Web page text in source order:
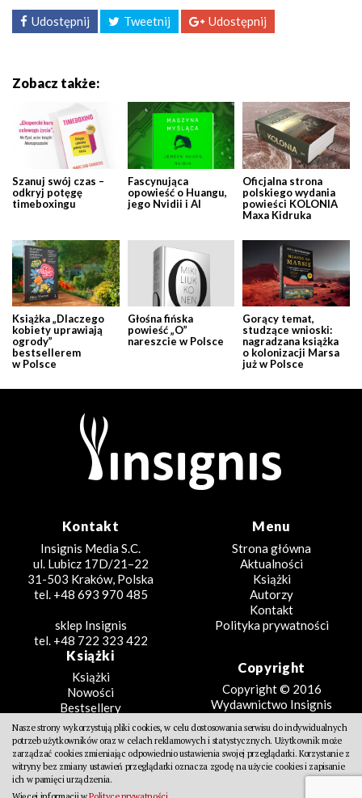
Udostępnij Tweetnij Udostępnij
Zobacz także:
Szanuj swój czas –
odkryj potęgę
timeboxingu
Fascynująca
opowieść o Huangu,
jego Nvidii i AI
Oficjalna strona
polskiego wydania
powieści KOLONIA
Maxa Kidruka
Książka „Dlaczego
kobiety uprawiają
ogrody”
bestsellerem
w Polsce
Głośna fińska
powieść „O”
nareszcie w Polsce
Gorący temat,
studzące wnioski:
nagradzana książka
o kolonizacji Marsa
już w Polsce
Kontakt
Insignis Media S.C.
ul. Lubicz 17D/21–22
31-503 Kraków, Polska
tel. +48 693 970 485
sklep Insignis
tel. +48 722 323 422
Menu
Strona główna
Aktualności
Książki
Autorzy
Kontakt
Polityka prywatności
Książki
Książki
Nowości
Bestsellery
Zapowiedzi
Beletrystyka
Fantastyka
Literatura faktu
Poradniki
Copyright
Copyright © 2016
Wydawnictwo Insignis
Projekt
Design Partners
Nasze strony wykorzystują pliki cookies, w celu dostosowania serwisu do indywidualnych
potrzeb użytkowników oraz w celach reklamowych i statystycznych. Użytkownik może
zarządzać cookies zmieniając odpowiednio ustawienia swojej przeglądarki. Korzystanie z
witryny bez zmiany ustawień przeglądarki oznacza zgodę na użycie cookies i zapisanie
ich w pamięci urządzenia.